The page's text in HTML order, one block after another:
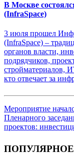
В Москве
(InfraSpace)
3 июля прошел
(InfraSpace) –
органов власти,
подрядчиков,
стройматериалов,
кто отвечает за
Мероприятие
Пленарного
проектов:
ПОПУЛЯРНОЕ